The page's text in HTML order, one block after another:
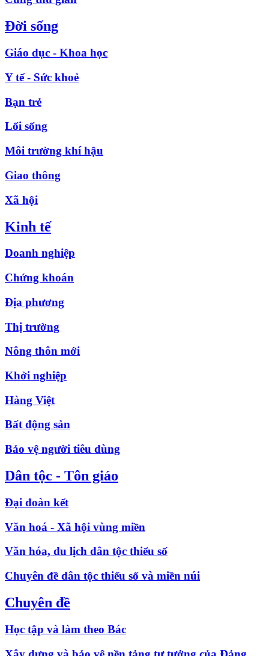
Đời sống
Giáo dục - Khoa học
Y tế - Sức khoẻ
Bạn trẻ
Lối sống
Môi trường khí hậu
Giao thông
Xã hội
Kinh tế
Doanh nghiệp
Chứng khoán
Địa phương
Thị trường
Nông thôn mới
Khởi nghiệp
Hàng Việt
Bất động sản
Bảo vệ người tiêu dùng
Dân tộc - Tôn giáo
Đại đoàn kết
Văn hoá - Xã hội vùng miền
Văn hóa, du lịch dân tộc thiểu số
Chuyên đề dân tộc thiểu số và miền núi
Chuyên đề
Học tập và làm theo Bác